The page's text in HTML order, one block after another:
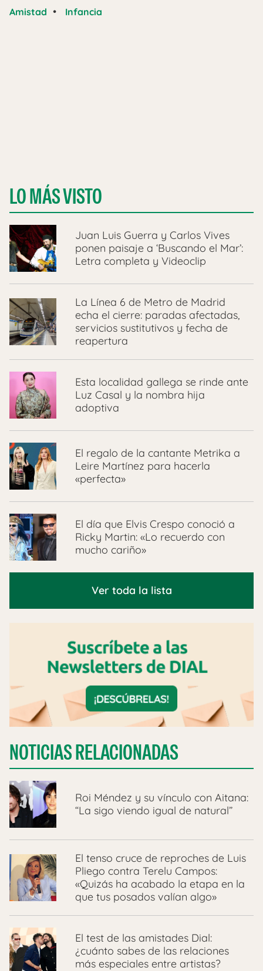
Amistad • Infancia
LO MÁS VISTO
Juan Luis Guerra y Carlos Vives
ponen paisaje a ‘Buscando el Mar’:
Letra completa y Videoclip
La Línea 6 de Metro de Madrid
echa el cierre: paradas afectadas,
servicios sustitutivos y fecha de
reapertura
Esta localidad gallega se rinde ante
Luz Casal y la nombra hija
adoptiva
El regalo de la cantante Metrika a
Leire Martínez para hacerla
«perfecta»
El día que Elvis Crespo conoció a
Ricky Martin: «Lo recuerdo con
mucho cariño»
Ver toda la lista
NOTICIAS RELACIONADAS
Roi Méndez y su vínculo con Aitana:
“La sigo viendo igual de natural”
El tenso cruce de reproches de Luis
Pliego contra Terelu Campos:
«Quizás ha acabado la etapa en la
que tus posados valían algo»
El test de las amistades Dial:
¿cuánto sabes de las relaciones
más especiales entre artistas?